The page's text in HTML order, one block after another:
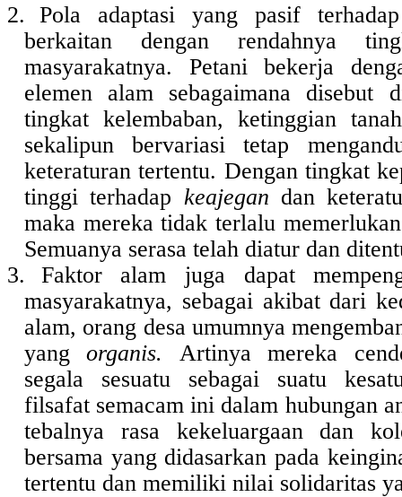
2.
Pola adaptasi yang pasif
berkaitan dengan rendahnya
masyarakatnya. Petani bekerja
elemen alam sebagaimana disebut
tingkat kelembaban, ketinggian
sekalipun bervariasi tetap
keteraturan tertentu. Dengan tingkat
tinggi terhadap keajegan dan
maka mereka tidak terlalu
Semuanya serasa telah diatur dan
3.
Faktor alam juga dapat
masyarakatnya, sebagai akibat dari
alam, orang desa umumnya
yangorganis. Artinya mereka
segala sesuatu sebagai suatu
filsafat semacam ini dalam hubungan
tebalnya rasa kekeluargaan dan
bersama yang didasarkan pada
tertentu dan memiliki nilai solidaritas